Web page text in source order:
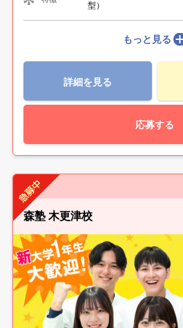
型）
もっと見る
詳細を見る
応募する
森塾 木更津校